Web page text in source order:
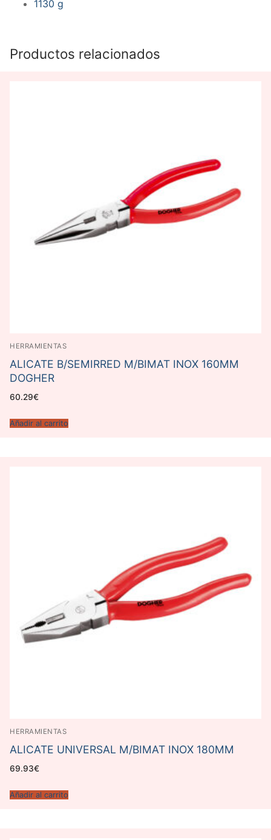
1130 g
Productos relacionados
HERRAMIENTAS
ALICATE B/SEMIRRED M/BIMAT INOX 160MM
DOGHER
60.29€
Añadir al carrito
HERRAMIENTAS
ALICATE UNIVERSAL M/BIMAT INOX 180MM
69.93€
Añadir al carrito